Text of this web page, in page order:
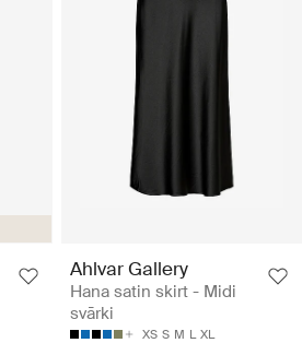
Ahlvar Gallery
Hana satin skirt - Midi
svārki
XS S M L XL